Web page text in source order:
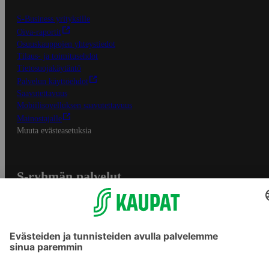
S-Business yrityksille
Oiva-raportit
Osuuskauppojen yhteystiedot
Tilaus- ja toimitusehdot
Tietosuojakäytäntö
Palvelun käyttöehdot
Saavutettavuus
Mobiilisovelluksen saavutettavuus
Mainostajalle
Muuta evästeasetuksia
S-ryhmän palvelut
Yhteishyvä Ruoka -sovellus
S-ostoslista -sovellus